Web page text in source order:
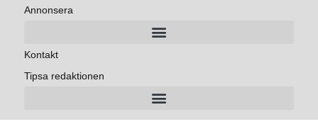
Annonsera
Kontakt
Tipsa redaktionen